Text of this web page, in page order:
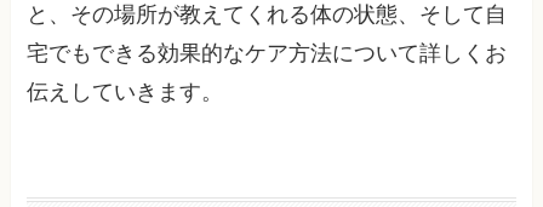
と、その場所が教えてくれる体の状態、そして自
宅でもできる効果的なケア方法について詳しくお
伝えしていきます。